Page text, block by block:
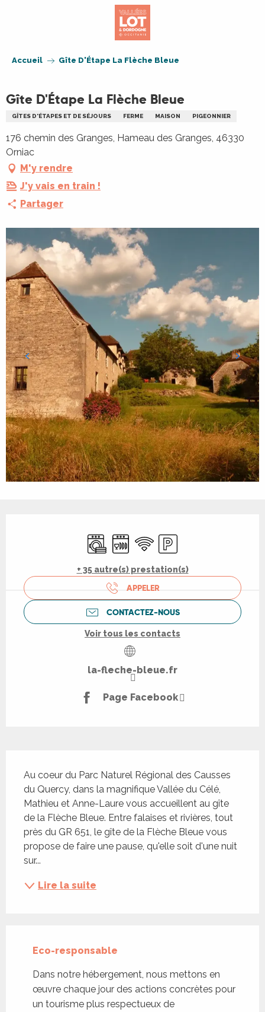
Accueil Gîte D'Étape La Flèche Bleue
Gîte D'Étape La Flèche Bleue
GÎTES D'ÉTAPES ET DE SÉJOURS FERME MAISON PIGEONNIER
176 chemin des Granges, Hameau des Granges, 46330
Orniac
M'y rendre
J'y vais en train !
Partager
Lave lingeLave vaisselle
WiFi Parking
+ 35 autre(s) prestation(s)
APPELER
CONTACTEZ-NOUS
Voir tous les contacts
la-fleche-bleue.fr
Page Facebook
Au coeur du Parc Naturel Régional des Causses
du Quercy, dans la magnifique Vallée du Célé,
Mathieu et Anne-Laure vous accueillent au gîte
de la Flèche Bleue. Entre falaises et rivières, tout
près du GR 651, le gîte de la Flèche Bleue vous
propose de faire une pause, qu'elle soit d'une nuit
sur...
Lire la suite
Eco-responsable
Dans notre hébergement, nous mettons en
œuvre chaque jour des actions concrètes pour
un tourisme plus respectueux de